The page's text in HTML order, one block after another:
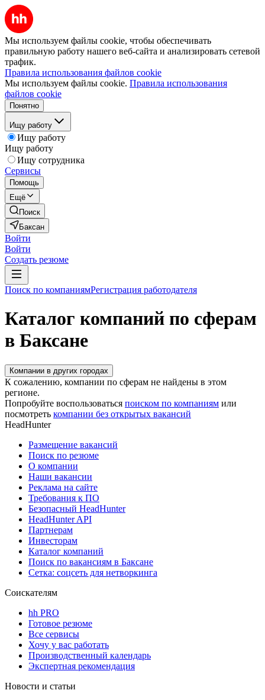
Мы используем файлы cookie, чтобы обеспечивать
правильную работу нашего веб-сайта и анализировать сетевой
трафик.
Правила использования файлов cookie
Мы используем файлы cookie. Правила использования
файлов cookie
Понятно
Ищу работу
Ищу работу
Ищу работу
Ищу сотрудника
Сервисы
Помощь
Ещё
Поиск
Баксан
Войти
Войти
Создать резюме
Поиск по компаниямРегистрация работодателя
Каталог компаний по сферам
в Баксане
Компании в других городах
К сожалению, компании по сферам не найдены в этом
регионе.
Попробуйте воспользоваться поиском по компаниям или
посмотреть компании без открытых вакансий
HeadHunter
Размещение вакансий
Поиск по резюме
О компании
Наши вакансии
Реклама на сайте
Требования к ПО
Безопасный HeadHunter
HeadHunter API
Партнерам
Инвесторам
Каталог компаний
Поиск по вакансиям в Баксане
Сетка: соцсеть для нетворкинга
Соискателям
hh PRO
Готовое резюме
Все сервисы
Хочу у вас работать
Производственный календарь
Экспертная рекомендация
Новости и статьи